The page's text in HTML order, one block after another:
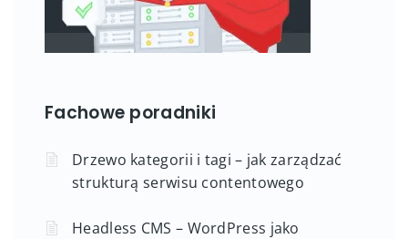
Fachowe poradniki
Drzewo kategorii i tagi – jak zarządzać
strukturą serwisu contentowego
Headless CMS – WordPress jako